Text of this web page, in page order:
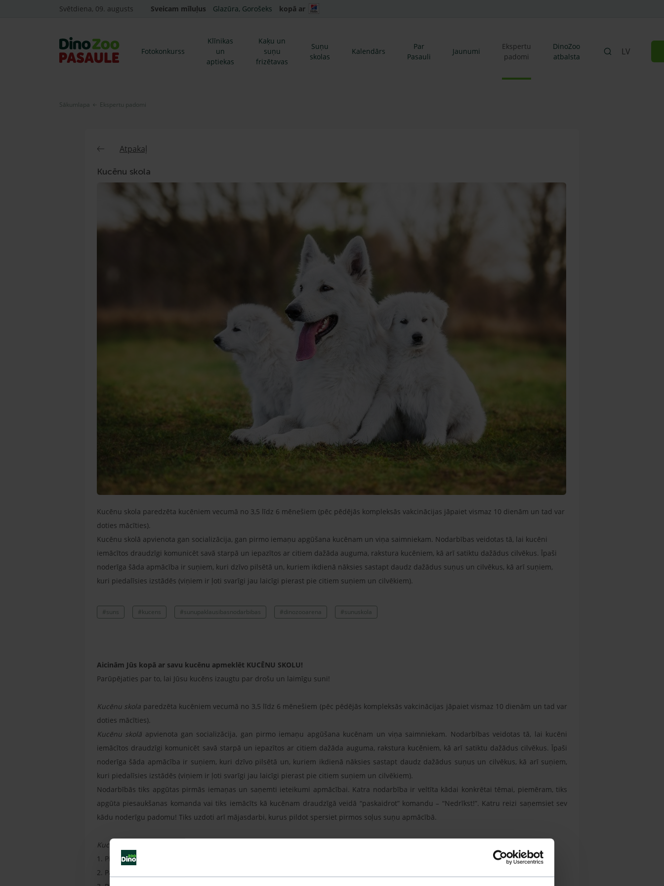
Svētdiena, 09. augusts Sveicam mīluļus Glazūra, Gorošeks kopā ar
Fotokonkurss
Klīnikas
un
aptiekas
Kaķu un
suņu
frizētavas
Suņu
skolas
Kalendārs
Par
Pasauli
Jaunumi
Ekspertu
padomi
DinoZoo
atbalsta
LV
Sākumlapa Ekspertu padomi
Atpakaļ
Kucēnu skola
Kucēnu skola paredzēta kucēniem vecumā no 3,5 līdz 6 mēnešiem (pēc pēdējās kompleksās vakcinācijas jāpaiet vismaz 10 dienām un tad var
doties mācīties).
Kucēnu skolā apvienota gan socializācija, gan pirmo iemaņu apgūšana kucēnam un viņa saimniekam. Nodarbības veidotas tā, lai kucēni
iemācītos draudzīgi komunicēt savā starpā un iepazītos ar citiem dažāda auguma, rakstura kucēniem, kā arī satiktu dažādus cilvēkus. Īpaši
noderīga šāda apmācība ir suņiem, kuri dzīvo pilsētā un, kuriem ikdienā nāksies sastapt daudz dažādus suņus un cilvēkus, kā arī suņiem,
kuri piedalīsies izstādēs (viņiem ir ļoti svarīgi jau laicīgi pierast pie citiem suņiem un cilvēkiem).
#suns #kucens #sunupaklausibasnodarbibas #dinozooarena #sunuskola
Aicinām Jūs kopā ar savu kucēnu apmeklēt KUCĒNU SKOLU!
Parūpējaties par to, lai Jūsu kucēns izaugtu par drošu un laimīgu suni!
Kucēnu skola paredzēta kucēniem vecumā no 3,5 līdz 6 mēnešiem (pēc pēdējās kompleksās vakcinācijas jāpaiet vismaz 10 dienām un tad var
doties mācīties).
Kucēnu skolā apvienota gan socializācija, gan pirmo iemaņu apgūšana kucēnam un viņa saimniekam. Nodarbības veidotas tā, lai kucēni
iemācītos draudzīgi komunicēt savā starpā un iepazītos ar citiem dažāda auguma, rakstura kucēniem, kā arī satiktu dažādus cilvēkus. Īpaši
noderīga šāda apmācība ir suņiem, kuri dzīvo pilsētā un, kuriem ikdienā nāksies sastapt daudz dažādus suņus un cilvēkus, kā arī suņiem,
kuri piedalīsies izstādēs (viņiem ir ļoti svarīgi jau laicīgi pierast pie citiem suņiem un cilvēkiem).
Nodarbībās tiks apgūtas pirmās iemaņas un saņemti ieteikumi apmācībai. Katra nodarbība ir veltīta kādai konkrētai tēmai, piemēram, tiks
apgūta piesaukšanas komanda vai tiks iemācīts kā kucēnam draudzīgā veidā “paskaidrot” komandu – “Nedrīkst!”. Katru reizi saņemsiet sev
kādu noderīgu padomu! Tiks uzdoti arī mājasdarbi, kurus pildot spersiet pirmos soļus suņu apmācībā.
Kucēnu skola
1. Pirmās pamatkomandas – “Sēdi!”, “Guli!”, “Stāvi!”;
2. Pamatiemaņas, lai iemācītu sunim iet blakus saimniekam;